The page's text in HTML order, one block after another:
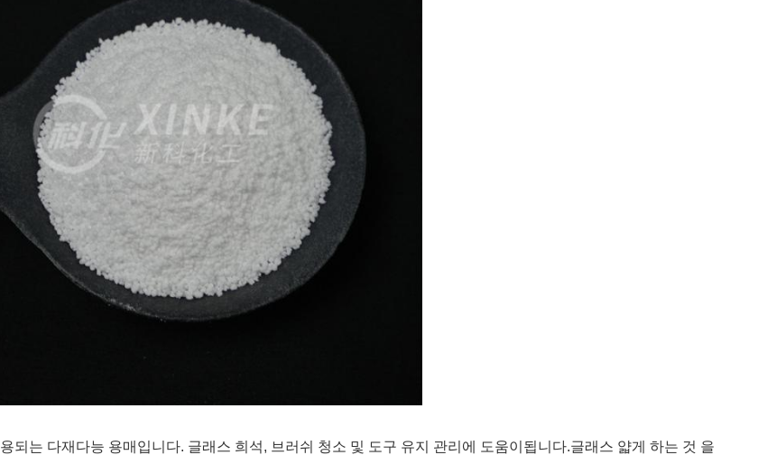
되는 다재다능 용매입니다. 글래스 희석, 브러쉬 청소 및 도구 유지 관리에 도움이됩니다.글래스 얇게 하는 것 을